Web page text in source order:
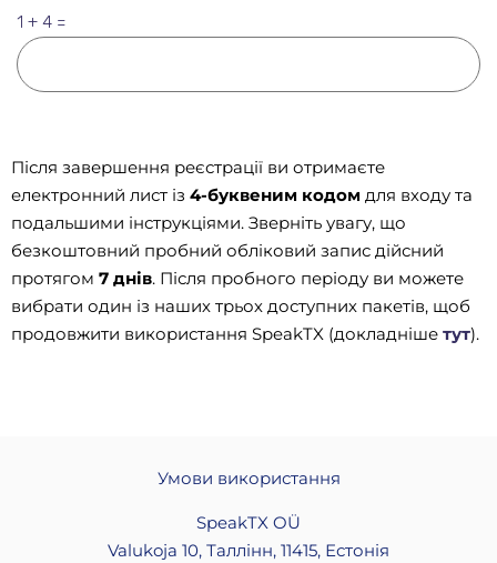
1 + 4 =
Після завершення реєстрації ви отримаєте
електронний лист із 4-буквеним кодом для входу та
подальшими інструкціями. Зверніть увагу, що
безкоштовний пробний обліковий запис дійсний
протягом 7 днів. Після пробного періоду ви можете
вибрати один із наших трьох доступних пакетів, щоб
продовжити використання SpeakTX (докладніше тут).
Умови використання
SpeakTX OÜ
Valukoja 10, Таллінн, 11415, Естонія